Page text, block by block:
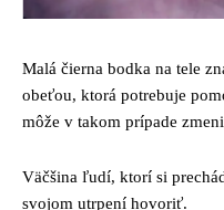
Malá čierna bodka na tele
obeťou, ktorá potrebuje
môže v takom prípade
Väčšina ľudí, ktorí si
svojom utrpení hovoriť.